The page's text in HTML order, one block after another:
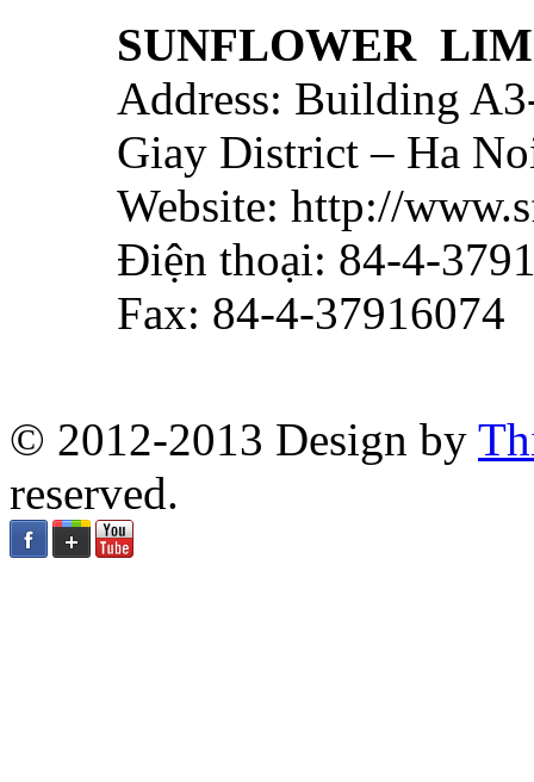
SUNFLOWER
Address: Building
Giay District – Ha
Website: http://
Điện thoại: 84-4-
Fax: 84-4-37916074
© 2012-2013 Design by
reserved.